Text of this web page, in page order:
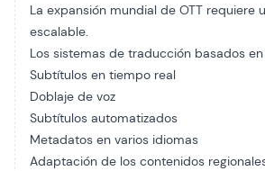
La expansión mundial de OTT requiere
escalable.
Los sistemas de traducción basados en
Subtítulos en tiempo real
Doblaje de voz
Subtítulos automatizados
Metadatos en varios idiomas
Adaptación de los contenidos